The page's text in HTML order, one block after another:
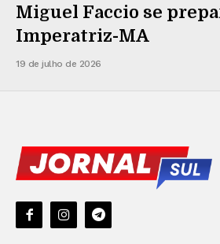
Miguel Faccio se
Imperatriz-MA
19 de julho de 2026